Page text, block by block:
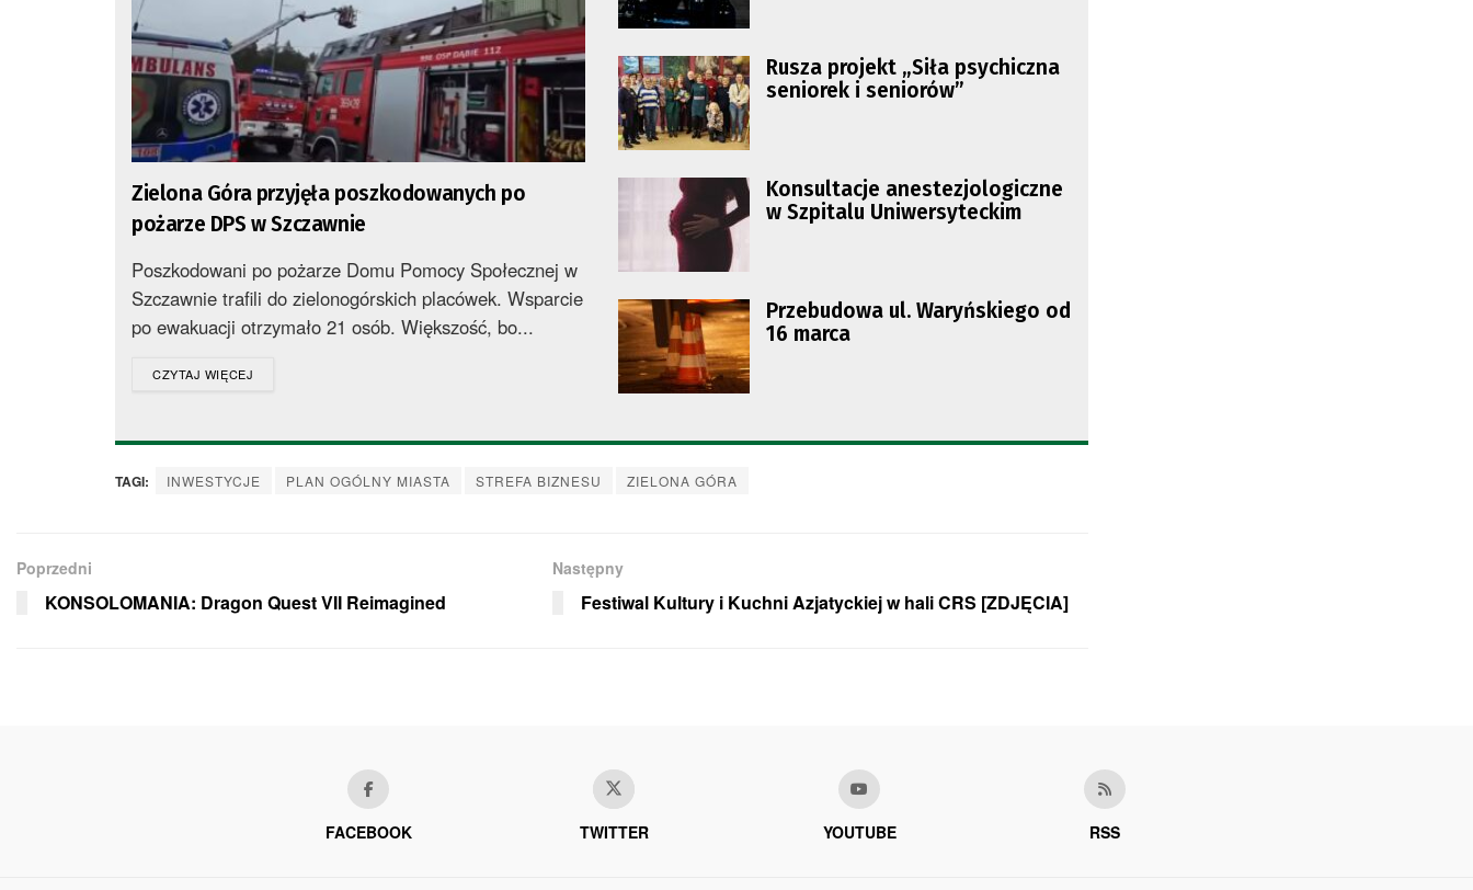
Zielona Góra przyjęła poszkodowanych po
pożarze DPS w Szczawnie
Poszkodowani po pożarze Domu Pomocy Społecznej w
Szczawnie trafili do zielonogórskich placówek. Wsparcie
po ewakuacji otrzymało 21 osób. Większość, bo...
CZYTAJ WIĘCEJ
Rusza projekt „Siła psychiczna
seniorek i seniorów”
Konsultacje anestezjologiczne
w Szpitalu Uniwersyteckim
Przebudowa ul. Waryńskiego od
16 marca
TAGI: INWESTYCJE PLAN OGÓLNY MIASTA STREFA BIZNESU ZIELONA GÓRA
Poprzedni
KONSOLOMANIA: Dragon Quest VII Reimagined
Następny
Festiwal Kultury i Kuchni Azjatyckiej w hali CRS [ZDJĘCIA]
FACEBOOK TWITTER YOUTUBE RSS